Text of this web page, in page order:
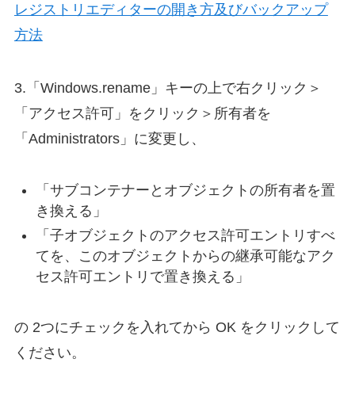
レジストリエディターの開き方及びバックアップ
方法
3.「Windows.rename」キーの上で右クリック＞
「アクセス許可」をクリック＞所有者を
「Administrators」に変更し、
「サブコンテナーとオブジェクトの所有者を置
き換える」
「子オブジェクトのアクセス許可エントリすべ
てを、このオブジェクトからの継承可能なアク
セス許可エントリで置き換える」
の 2つにチェックを入れてから OK をクリックして
ください。